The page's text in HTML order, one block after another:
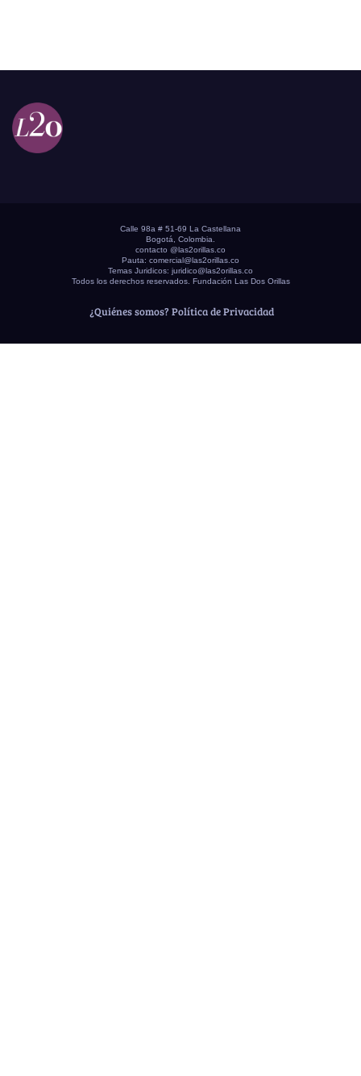
Calle 98a # 51-69 La Castellana
Bogotá, Colombia.
contacto @las2orillas.co
Pauta: comercial@las2orillas.co
Temas Juridicos: juridico@las2orillas.co
Todos los derechos reservados. Fundación Las Dos Orillas
¿Quiénes somos? Política de Privacidad